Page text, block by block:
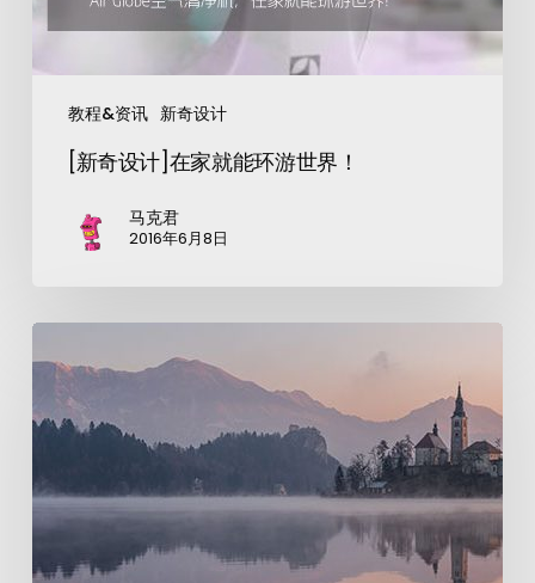
教程&资讯 新奇设计
[新奇设计]在家就能环游世界！
马克君
2016年6月8日